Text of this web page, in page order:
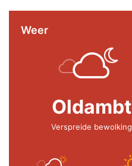
Weer
Oldambt
Verspreide bewolking